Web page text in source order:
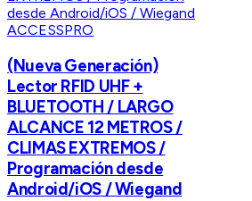
ACCESSPRO
(Nueva Generación)
Lector RFID UHF +
BLUETOOTH / LARGO
ALCANCE 12 METROS /
CLIMAS EXTREMOS /
Programación desde
Android/iOS / Wiegand